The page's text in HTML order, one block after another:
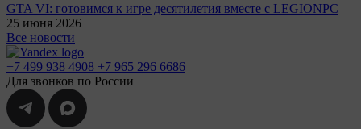
GTA VI: готовимся к игре десятилетия вместе с LEGIONPC
25 июня 2026
Все новости
+7 499 938 4908 +7 965 296 6686
Для звонков по России